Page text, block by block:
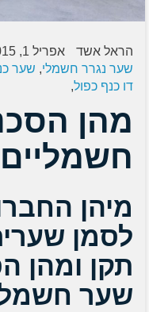
הראל אשד
אפריל 1, 2015
שער נגרר חשמלי, שער
דו כנף כפול,
מהן
מיהן
לסמן
תקן ומהן
שער